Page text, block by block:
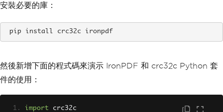
安裝必要的庫：
pip install crc32c ironpdf
然後新增下面的程式碼來演示 IronPDF 和 crc32c Python 套
件的使用：
import crc32c